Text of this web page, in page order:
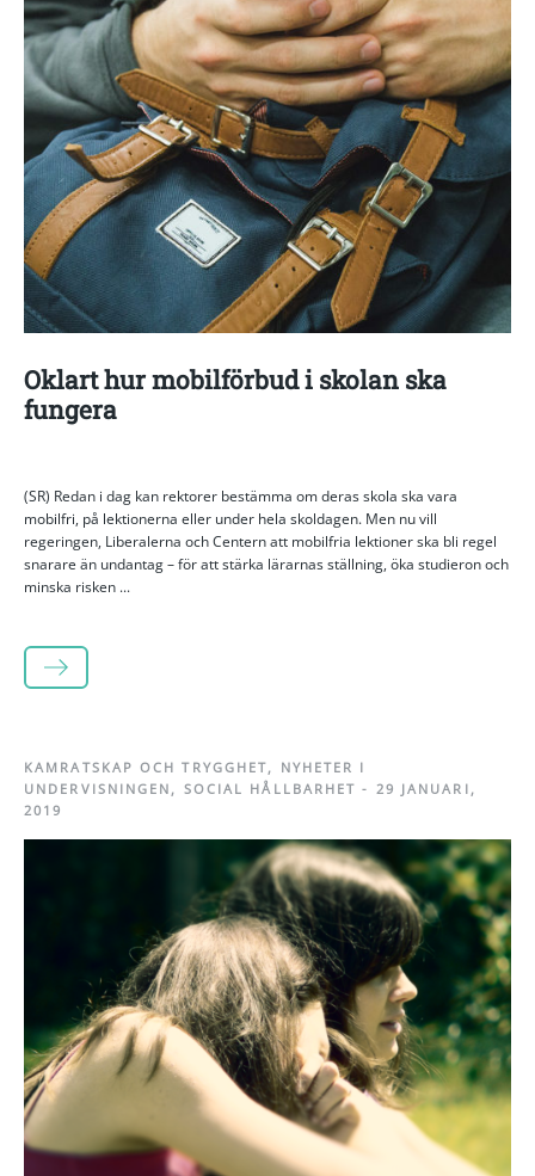
Oklart hur mobilförbud i skolan ska
fungera
(SR) Redan i dag kan rektorer bestämma om deras skola ska vara
mobilfri, på lektionerna eller under hela skoldagen. Men nu vill
regeringen, Liberalerna och Centern att mobilfria lektioner ska bli regel
snarare än undantag – för att stärka lärarnas ställning, öka studieron och
minska risken ...
LÄS MER
KAMRATSKAP OCH TRYGGHET,
NYHETER I
UNDERVISNINGEN , SOCIAL HÅLLBARHET - 29 JANUARI,
2019